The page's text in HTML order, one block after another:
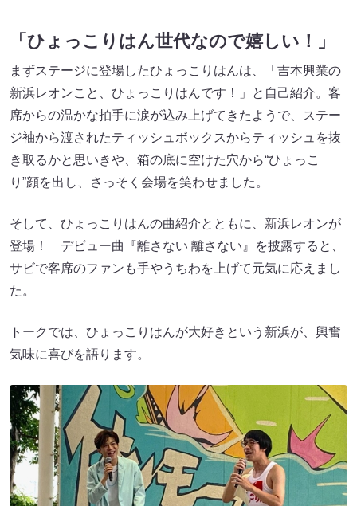
「ひょっこりはん世代なので嬉しい！」
まずステージに登場したひょっこりはんは、「吉本興業の
新浜レオンこと、ひょっこりはんです！」と自己紹介。客
席からの温かな拍手に涙が込み上げてきたようで、ステー
ジ袖から渡されたティッシュボックスからティッシュを抜
き取るかと思いきや、箱の底に空けた穴から“ひょっこ
り”顔を出し、さっそく会場を笑わせました。
そして、ひょっこりはんの曲紹介とともに、新浜レオンが
登場！ デビュー曲『離さない 離さない』を披露すると、
サビで客席のファンも手やうちわを上げて元気に応えまし
た。
トークでは、ひょっこりはんが大好きという新浜が、興奮
気味に喜びを語ります。